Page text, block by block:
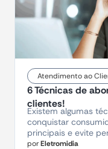
Atendimento ao
6 Técnicas de
clientes!
Existem algumas
conquistar
principais e evite
porEletromidia